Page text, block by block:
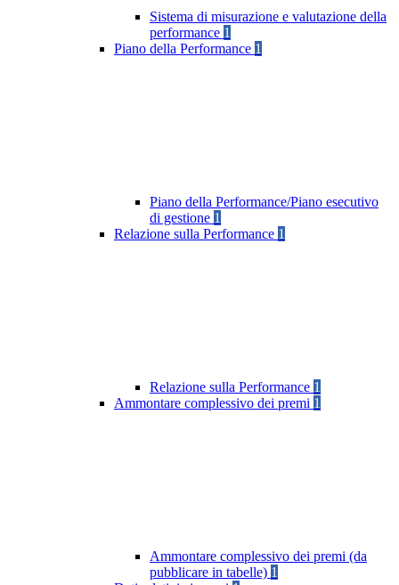
Sistema di misurazione e valutazione della
performance 1
Piano della Performance 1
Piano della Performance/Piano esecutivo
di gestione 1
Relazione sulla Performance 1
Relazione sulla Performance 1
Ammontare complessivo dei premi 1
Ammontare complessivo dei premi (da
pubblicare in tabelle) 1